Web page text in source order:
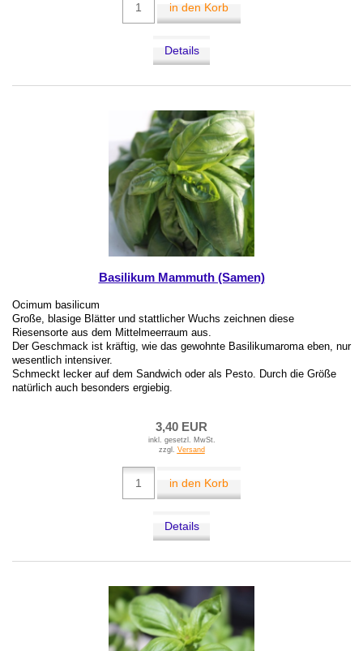
in den Korb
Details
Basilikum Mammuth (Samen)
Ocimum basilicum
Große, blasige Blätter und stattlicher Wuchs zeichnen diese
Riesensorte aus dem Mittelmeerraum aus.
Der Geschmack ist kräftig, wie das gewohnte Basilikumaroma eben, nur
wesentlich intensiver.
Schmeckt lecker auf dem Sandwich oder als Pesto. Durch die Größe
natürlich auch besonders ergiebig.
3,40 EUR
inkl. gesetzl. MwSt.
zzgl. Versand
in den Korb
Details